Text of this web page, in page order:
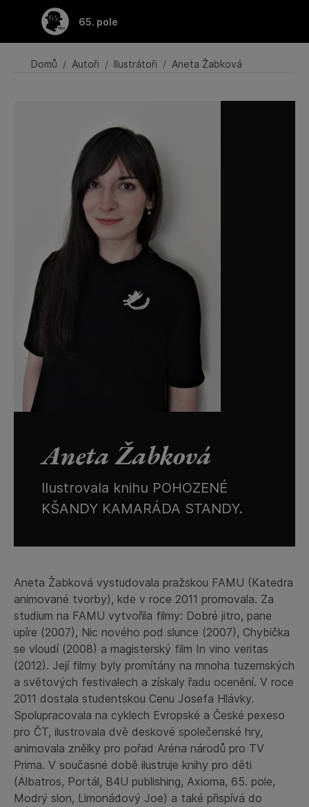
65. pole
Domů Autoři Ilustrátoři Aneta Žabková
Aneta Žabková
Ilustrovala knihu POHOZENÉ
KŠANDY KAMARÁDA STANDY.
Aneta Žabková vystudovala pražskou FAMU (Katedra
animované tvorby), kde v roce 2011 promovala. Za
studium na FAMU vytvořila filmy: Dobré jitro, pane
upíre (2007), Nic nového pod slunce (2007), Chybička
se vloudí (2008) a magisterský film In vino veritas
(2012). Její filmy byly promítány na mnoha tuzemských
a světových festivalech a získaly řadu ocenění. V roce
2011 dostala studentskou Cenu Josefa Hlávky.
Spolupracovala na cyklech Evropské a České pexeso
pro ČT, ilustrovala dvě deskové společenské hry,
animovala znělky pro pořad Aréna národů pro TV
Prima. V současné době ilustruje knihy pro děti
(Albatros, Portál, B4U publishing, Axioma, 65. pole,
Modrý slon, Limonádový Joe) a také přispívá do